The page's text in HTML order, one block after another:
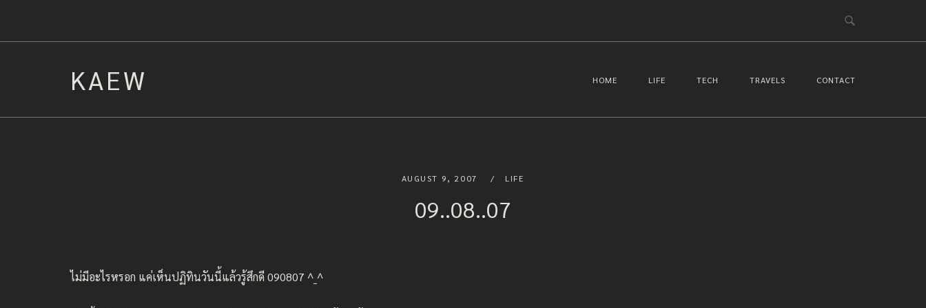
KAEW HOME LIFE TECH TRAVELS CONTACT
AUGUST 9, 2007 LIFE
09..08..07
ไม่มีอะไรหรอก แค่เห็นปฏิทินวันนี้แล้วรู้สึกดี 090807 ^_^